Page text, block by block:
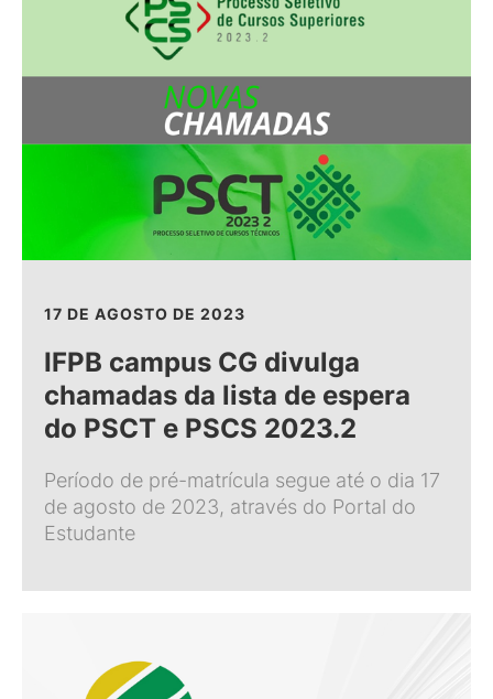
17 DE AGOSTO DE 2023
IFPB campus CG divulga
chamadas da lista de espera
do PSCT e PSCS 2023.2
Período de pré-matrícula segue até o dia 17
de agosto de 2023, através do Portal do
Estudante